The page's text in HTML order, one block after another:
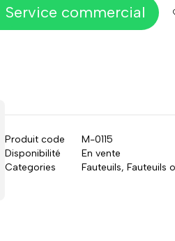
Service commercial
Produit code
M-0115
Disponibilité
En vente
Categories
Fauteuils, Fauteuils